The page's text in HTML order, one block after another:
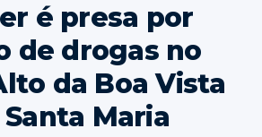
é presa por
de drogas no
da Boa Vista
Maria